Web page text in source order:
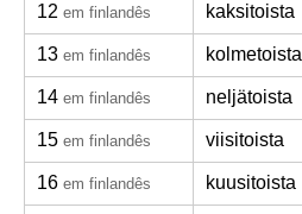
12 em finlandês kaksitoista
13 em finlandês kolmetoista
14 em finlandês neljätoista
15 em finlandês viisitoista
16 em finlandês kuusitoista